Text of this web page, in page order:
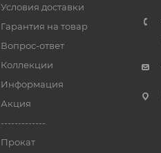
Условия доставки
Гарантия на товар
Вопрос-ответ
Коллекции
Информация
Акция
-------------
Прокат